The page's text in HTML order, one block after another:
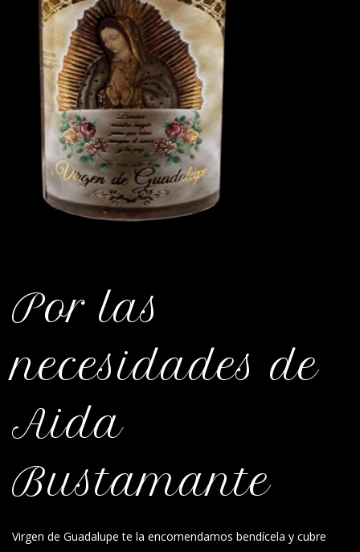
Por las
necesidades de
Aida
Bustamante
Virgen de Guadalupe te la encomendamos bendícela y cubre